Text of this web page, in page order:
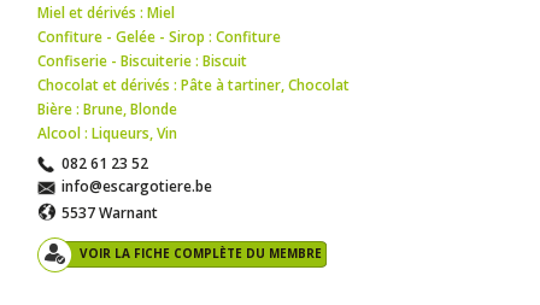
Miel et dérivés : Miel
Confiture - Gelée - Sirop : Confiture
Confiserie - Biscuiterie : Biscuit
Chocolat et dérivés : Pâte à tartiner,Chocolat
Bière : Brune,Blonde
Alcool : Liqueurs,Vin
082 61 23 52
info@escargotiere.be
5537 Warnant
VOIR LA FICHE COMPLÈTE DU MEMBRE